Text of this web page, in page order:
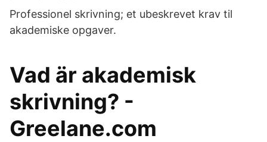
Professionel skrivning; et ubeskrevet krav til
akademiske opgaver.
Vad är akademisk
skrivning? -
Greelane.com